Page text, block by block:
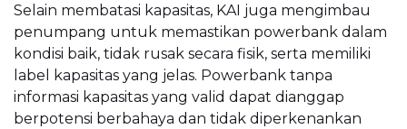
Selain membatasi kapasitas, KAI juga mengimbau
penumpang untuk memastikan powerbank dalam
kondisi baik, tidak rusak secara fisik, serta memiliki
label kapasitas yang jelas. Powerbank tanpa
informasi kapasitas yang valid dapat dianggap
berpotensi berbahaya dan tidak diperkenankan